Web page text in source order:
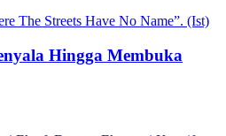
Hingga Membuka